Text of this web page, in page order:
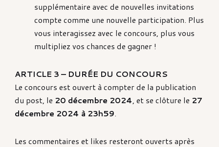
supplémentaire avec de nouvelles invitations
compte comme une nouvelle participation. Plus
vous interagissez avec le concours, plus vous
multipliez vos chances de gagner !
ARTICLE 3 – DURÉE DU CONCOURS
Le concours est ouvert à compter de la publication
du post, le 20 décembre 2024, et se clôture le 27
décembre 2024 à 23h59.
Les commentaires et likes resteront ouverts après